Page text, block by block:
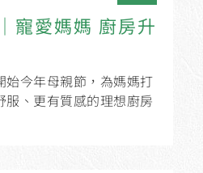
寵愛媽媽 廚房升
始今年母親節，為媽媽打
服、更有質感的理想廚房